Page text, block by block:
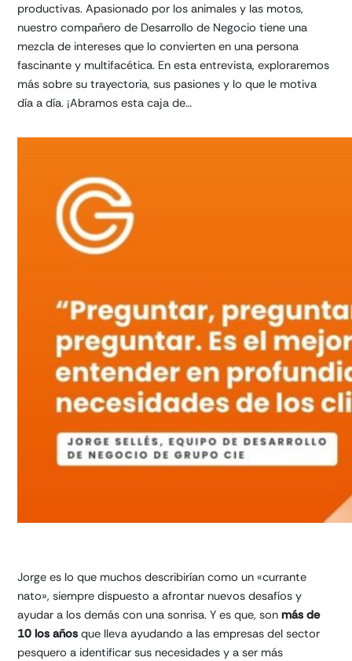
productivas. Apasionado por los animales y las motos,
nuestro compañero de Desarrollo de Negocio tiene una
mezcla de intereses que lo convierten en una persona
fascinante y multifacética. En esta entrevista, exploraremos
más sobre su trayectoria, sus pasiones y lo que le motiva
día a día. ¡Abramos esta caja de…
Jorge es lo que muchos describirían como un «currante
nato», siempre dispuesto a afrontar nuevos desafíos y
ayudar a los demás con una sonrisa. Y es que, son más de
10 los añosque lleva ayudando a las empresas del sector
pesquero a identificar sus necesidades y a ser más